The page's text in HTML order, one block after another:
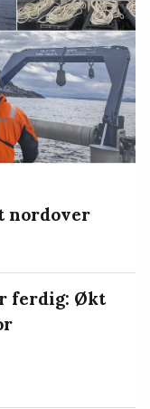
nordover
ferdig: Økt